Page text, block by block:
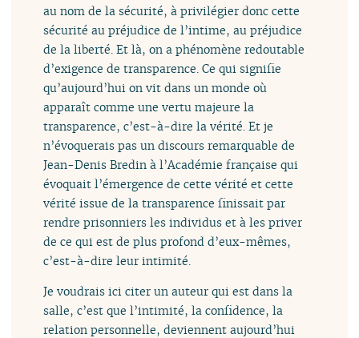
au nom de la sécurité, à privilégier donc cette
sécurité au préjudice de l’intime, au préjudice
de la liberté. Et là, on a phénomène redoutable
d’exigence de transparence. Ce qui signifie
qu’aujourd’hui on vit dans un monde où
apparaît comme une vertu majeure la
transparence, c’est-à-dire la vérité. Et je
n’évoquerais pas un discours remarquable de
Jean-Denis Bredin à l’Académie française qui
évoquait l’émergence de cette vérité et cette
vérité issue de la transparence finissait par
rendre prisonniers les individus et à les priver
de ce qui est de plus profond d’eux-mêmes,
c’est-à-dire leur intimité.
Je voudrais ici citer un auteur qui est dans la
salle, c’est que l’intimité, la confidence, la
relation personnelle, deviennent aujourd’hui